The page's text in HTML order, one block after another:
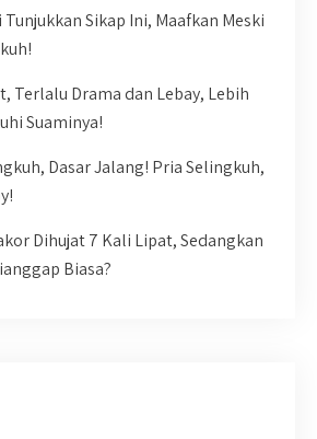
Tunjukkan Sikap Ini, Maafkan Meski
Terlalu Drama dan Lebay, Lebih
Suaminya!
Dasar Jalang! Pria Selingkuh,
Dihujat 7 Kali Lipat, Sedangkan
Biasa?